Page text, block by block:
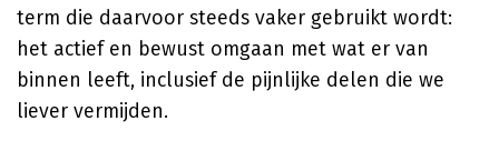
term die daarvoor steeds vaker gebruikt wordt:
het actief en bewust omgaan met wat er van
binnen leeft, inclusief de pijnlijke delen die we
liever vermijden.